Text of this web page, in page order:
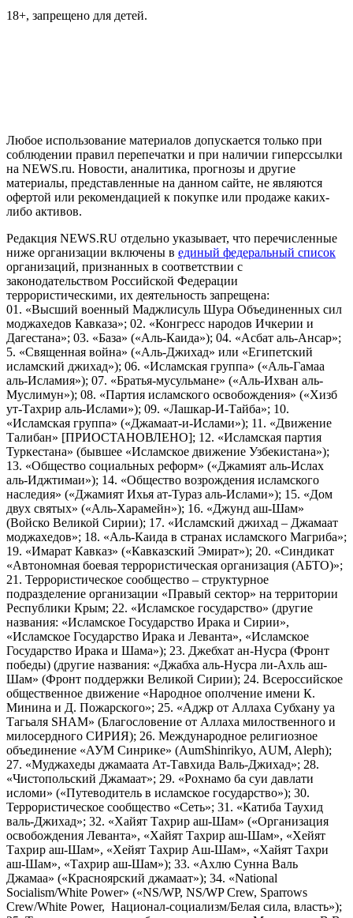
18+, запрещено для детей.
Любое использование материалов допускается только при
соблюдении правил перепечатки и при наличии гиперссылки
на NEWS.ru. Новости, аналитика, прогнозы и другие
материалы, представленные на данном сайте, не являются
офертой или рекомендацией к покупке или продаже каких-
либо активов.
Редакция NEWS.RU отдельно указывает, что перечисленные
ниже организации включены в единый федеральный список
организаций, признанных в соответствии с
законодательством Российской Федерации
террористическими, их деятельность запрещена:
01. «Высший военный Маджлисуль Шура Объединенных сил
моджахедов Кавказа»; 02. «Конгресс народов Ичкерии и
Дагестана»; 03. «База» («Аль-Каида»); 04. «Асбат аль-Ансар»;
5. «Священная война» («Аль-Джихад» или «Египетский
исламский джихад»); 06. «Исламская группа» («Аль-Гамаа
аль-Исламия»); 07. «Братья-мусульмане» («Аль-Ихван аль-
Муслимун»); 08. «Партия исламского освобождения» («Хизб
ут-Тахрир аль-Ислами»); 09. «Лашкар-И-Тайба»; 10.
«Исламская группа» («Джамаат-и-Ислами»); 11. «Движение
Талибан» [ПРИОСТАНОВЛЕНО]; 12. «Исламская партия
Туркестана» (бывшее «Исламское движение Узбекистана»);
13. «Общество социальных реформ» («Джамият аль-Ислах
аль-Иджтимаи»); 14. «Общество возрождения исламского
наследия» («Джамият Ихья ат-Тураз аль-Ислами»); 15. «Дом
двух святых» («Аль-Харамейн»); 16. «Джунд аш-Шам»
(Войско Великой Сирии); 17. «Исламский джихад – Джамаат
моджахедов»; 18. «Аль-Каида в странах исламского Магриба»;
19. «Имарат Кавказ» («Кавказский Эмират»); 20. «Синдикат
«Автономная боевая террористическая организация (АБТО)»;
21. Террористическое сообщество – структурное
подразделение организации «Правый сектор» на территории
Республики Крым; 22. «Исламское государство» (другие
названия: «Исламское Государство Ирака и Сирии»,
«Исламское Государство Ирака и Леванта», «Исламское
Государство Ирака и Шама»); 23. Джебхат ан-Нусра (Фронт
победы) (другие названия: «Джабха аль-Нусра ли-Ахль аш-
Шам» (Фронт поддержки Великой Сирии); 24. Всероссийское
общественное движение «Народное ополчение имени К.
Минина и Д. Пожарского»; 25. «Аджр от Аллаха Субхану уа
Тагьаля SHAM» (Благословение от Аллаха милоственного и
милосердного СИРИЯ); 26. Международное религиозное
объединение «АУМ Синрике» (AumShinrikyo, AUM, Aleph);
27. «Муджахеды джамаата Ат-Тавхида Валь-Джихад»; 28.
«Чистопольский Джамаат»; 29. «Рохнамо ба суи давлати
исломи» («Путеводитель в исламское государство»); 30.
Террористическое сообщество «Сеть»; 31. «Катиба Таухид
валь-Джихад»; 32. «Хайят Тахрир аш-Шам» («Организация
освобождения Леванта», «Хайят Тахрир аш-Шам», «Хейят
Тахрир аш-Шам», «Хейят Тахрир Аш-Шам», «Хайят Тахри
аш-Шам», «Тахрир аш-Шам»); 33. «Ахлю Сунна Валь
Джамаа» («Красноярский джамаат»); 34. «National
Socialism/White Power» («NS/WP, NS/WP Crew, Sparrows
Crew/White Power, Национал-социализм/Белая сила, власть»);